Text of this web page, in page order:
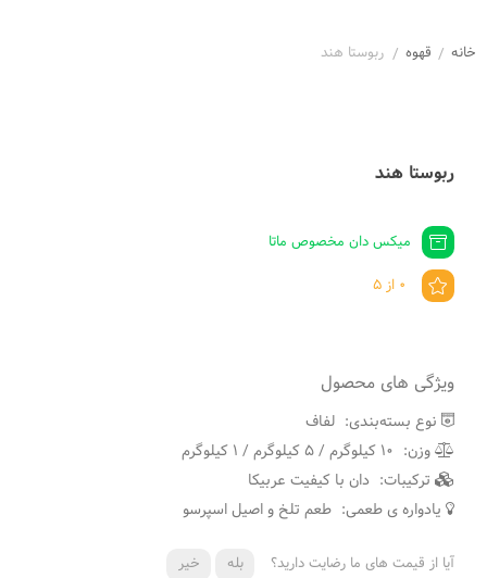
خانه / قهوه / ربوستا هند
ربوستا هند
میکس دان مخصوص ماتا
0 از 5
ویژگی های محصول
نوع بسته‌بندی: لفاف
وزن:
ترکیبات: دان با کیفیت عربیکا
یادواره ی طعمی: طعم تلخ و اصیل اسپرسو
آیا از قیمت های ما رضایت دارید؟ بله خیر